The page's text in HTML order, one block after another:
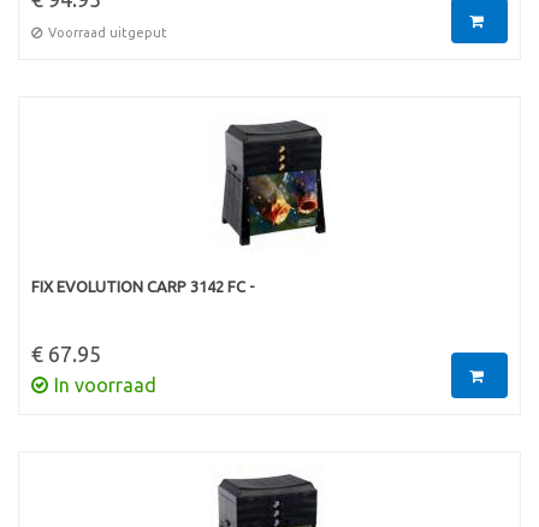
Voorraad uitgeput
FIX EVOLUTION CARP 3142 FC -
€ 67.95
In voorraad